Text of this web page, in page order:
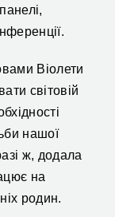
Віолети
світовій
нашої
ж, додала
на
родин.